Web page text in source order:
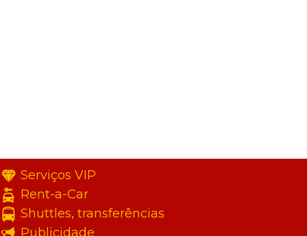
Serviços VIP
Rent-a-Car
Shuttles, transferências
Publicidade